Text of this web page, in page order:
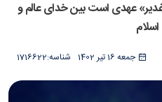
عهدی است بین خدای عالم و
جمعه 16 تیر 1402 1716622شناسه: